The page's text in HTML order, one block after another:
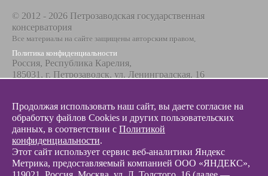
© 2012 - 2026 Петрозаводская государственная
консерватория
Все материалы на сайте защищены авторским правом,
Политика конфиденциальности
Россия, Республика Карелия,
185031, г. Петрозаводск, ул. Ленинградская, 16
+7 8142 67-23-67
Эл. почта
info@glazunovcons.ru
Продолжая использовать наш сайт, вы даете согласие на
обработку файлов Cookies и других пользовательских
данных, в соответствии с Политикой
конфиденциальности.
Этот сайт использует сервис веб-аналитики Яндекс
Метрика, предоставляемый компанией ООО «ЯНДЕКС»,